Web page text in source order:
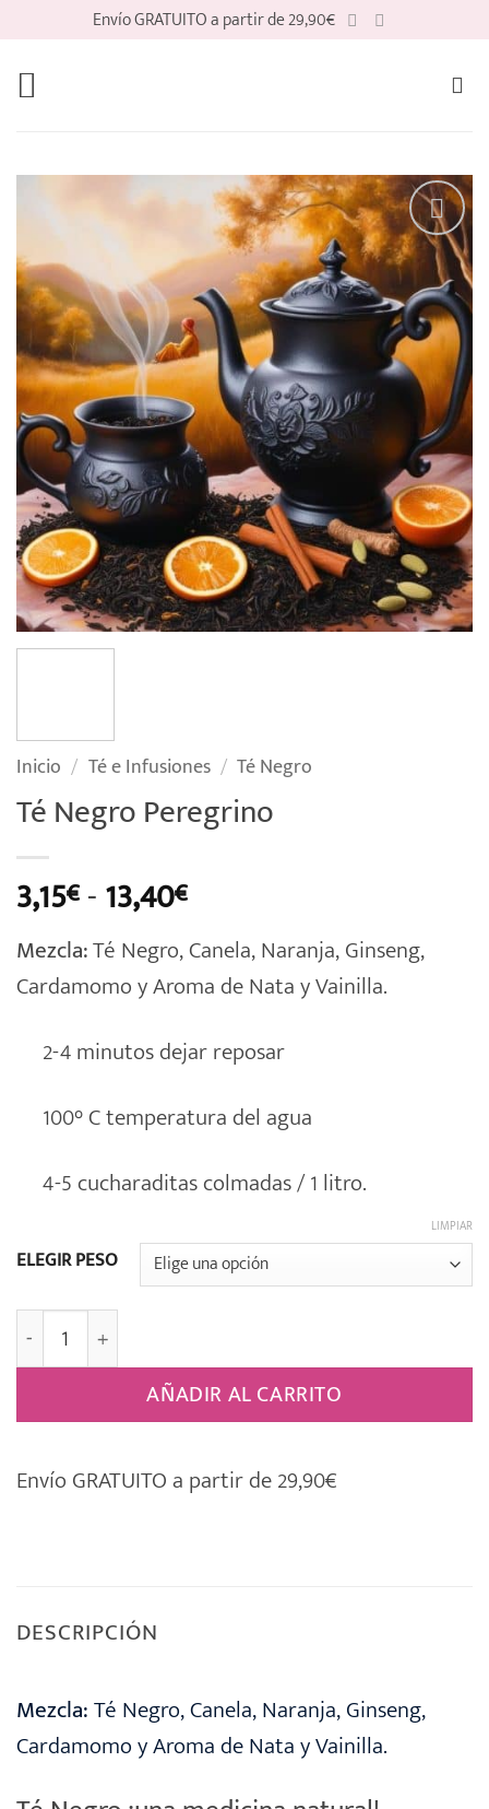
contenido
Envío GRATUITO a partir de 29,90€
Inicio / Té e Infusiones / Té Negro
Té Negro Peregrino
3,15€ -13,40€Rango
de
precios:
desde
hasta
13,40€
Mezcla:Té Negro, Canela, Naranja, Ginseng,
Cardamomo y Aroma de Nata y Vainilla.
2-4 minutos dejar reposar
100° C temperatura del agua
4-5 cucharaditas colmadas / 1 litro.
ELEGIR PESO
LIMPIAR
Té Negro Peregrino cantidad
AÑADIR AL CARRITO
Envío GRATUITO a partir de 29,90€
DESCRIPCIÓN
Mezcla:Té Negro, Canela, Naranja, Ginseng,
Cardamomo y Aroma de Nata y Vainilla.